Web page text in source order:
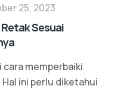
25, 2023
Sesuai
memperbaiki
ini perlu diketahui